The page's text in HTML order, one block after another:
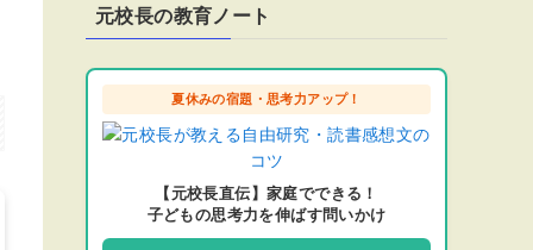
元校長の教育ノート
夏休みの宿題・思考力アップ！
【元校長直伝】家庭でできる！
子どもの思考力を伸ばす問いかけ